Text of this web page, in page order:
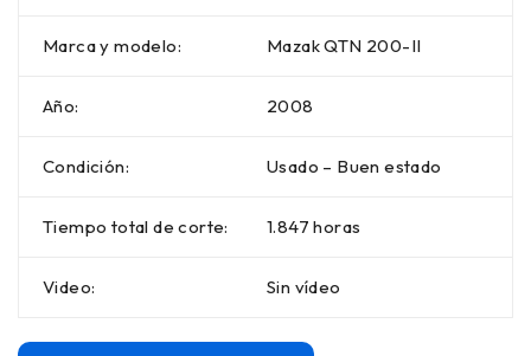
Marca y modelo: Mazak QTN 200-II
Año: 2008
Condición: Usado – Buen estado
Tiempo total de corte: 1.847 horas
Video: Sin vídeo